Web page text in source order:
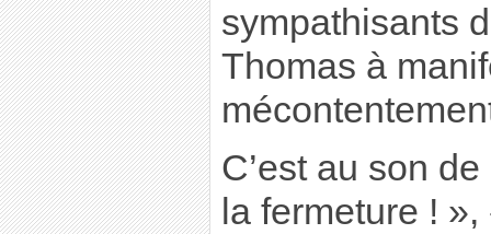
sympathisants
Thomas à
C’est au son
la fermeture !